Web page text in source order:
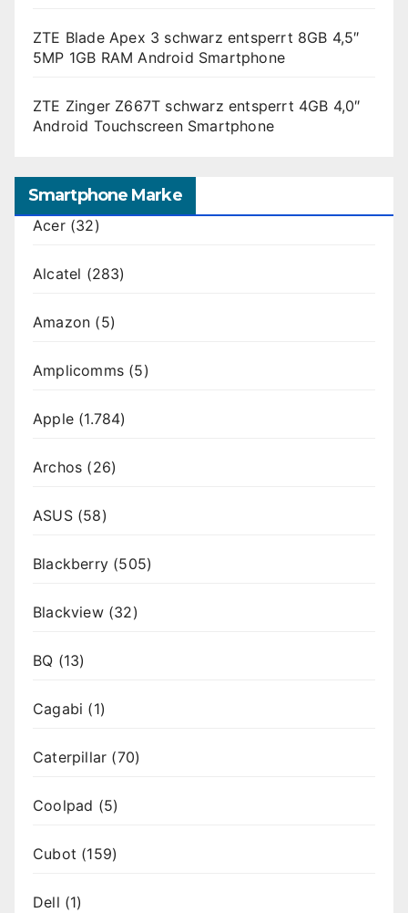
ZTE Blade Apex 3 schwarz entsperrt 8GB 4,5″
5MP 1GB RAM Android Smartphone
ZTE Zinger Z667T schwarz entsperrt 4GB 4,0″
Android Touchscreen Smartphone
Smartphone Marke
Acer(32)
Alcatel (283)
Amazon (5)
Amplicomms (5)
Apple (1.784)
Archos (26)
ASUS(58)
Blackberry (505)
Blackview(32)
BQ (13)
Cagabi (1)
Caterpillar (70)
Coolpad (5)
Cubot (159)
Dell (1)